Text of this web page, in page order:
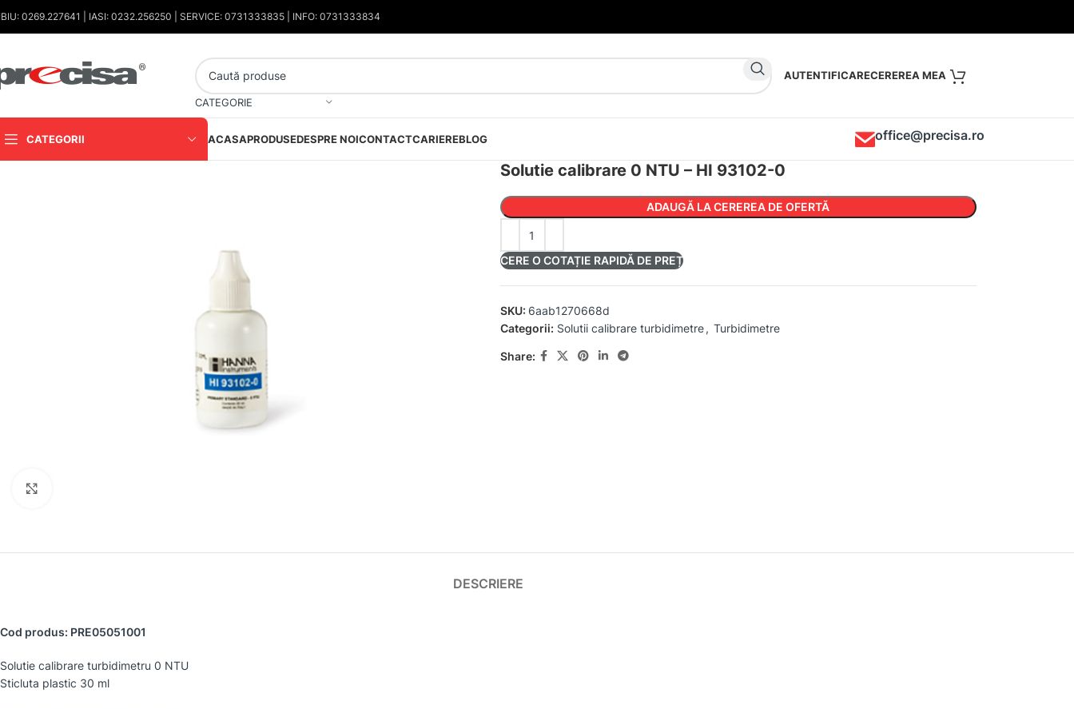
0269.227641 | IASI: 0232.256250 | SERVICE: 0731333835 | INFO: 0731333834
CATEGORIE
AUTENTIFICARE
CATEGORII ACASAPRODUSEDESPRE NOICONTACTCARIEREBLOG office@precisa.ro
Solutie calibrare 0 NTU – HI 93102-0
ADAUGĂ LA CEREREA DE OFERTĂ
CERE O COTAȚIE RAPIDĂ DE PREȚ
SKU: 6aab1270668d
Categorii: Solutii calibrare turbidimetre, Turbidimetre
Share:
DESCRIERE
Cod produs: PRE05051001
Solutie calibrare turbidimetru 0 NTU
Sticluta plastic 30 ml